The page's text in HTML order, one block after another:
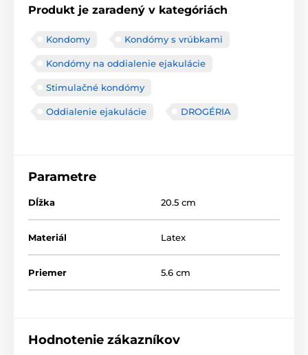
Produkt je zaradený v kategóriách
Kondomy Kondómy s vrúbkami
Kondómy na oddialenie ejakulácie
Stimulačné kondómy
Oddialenie ejakulácie DROGÉRIA
Parametre
Dĺžka 20.5 cm
Materiál Latex
Priemer 5.6 cm
Hodnotenie zákazníkov